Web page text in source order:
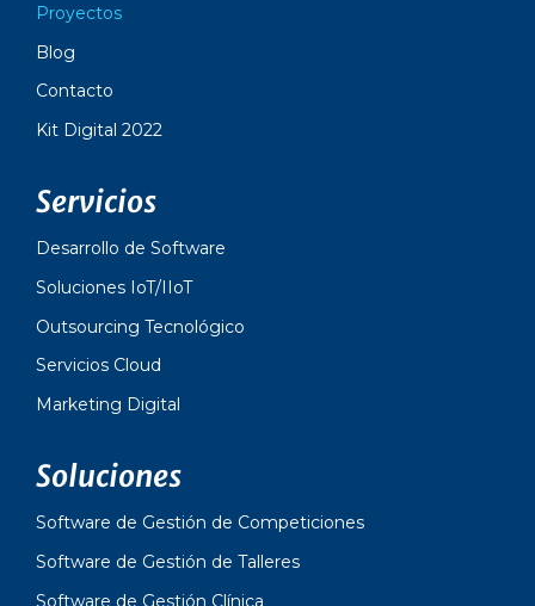
Proyectos
Blog
Contacto
Kit Digital 2022
Servicios
Desarrollo de Software
Soluciones IoT/IIoT
Outsourcing Tecnológico
Servicios Cloud
Marketing Digital
Soluciones
Software de Gestión de Competiciones
Software de Gestión de Talleres
Software de Gestión Clínica